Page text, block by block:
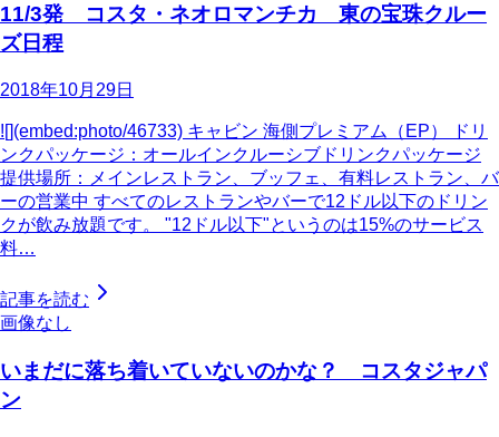
11/3発 コスタ・ネオロマンチカ 東の宝珠クルー
ズ日程
2018年10月29日
![](embed:photo/46733) キャビン 海側プレミアム（EP） ドリ
ンクパッケージ：オールインクルーシブドリンクパッケージ
提供場所：メインレストラン、ブッフェ、有料レストラン、バ
ーの営業中 すべてのレストランやバーで12ドル以下のドリン
クが飲み放題です。 "12ドル以下"というのは15%のサービス
料…
記事を読む
画像なし
いまだに落ち着いていないのかな？ コスタジャパ
ン